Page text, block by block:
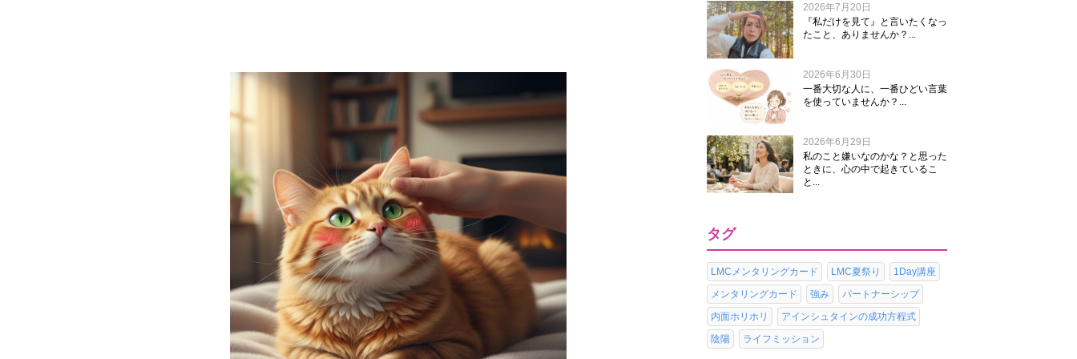
2026年7月20日
『私だけを見て』と言いたくなっ
たこと、ありませんか？...
2026年6月30日
一番大切な人に、一番ひどい言葉
を使っていませんか？...
2026年6月29日
私のこと嫌いなのかな？と思った
ときに、心の中で起きているこ
と...
タグ
LMCメンタリングカード LMC夏祭り
1Day講座
メンタリングカード
強み
パートナーシップ
内面ホリホリ
アインシュタインの成功方程式
陰陽
ライフミッション